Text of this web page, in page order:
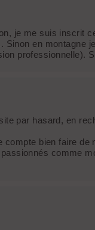
je me suis inscrit
en montagne
par hasard, en
bien faire de
comme